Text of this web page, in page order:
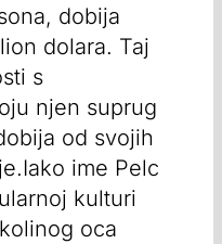
dobija
dolara. Taj
s
njen suprug
od svojih
ime Pelc
kulturi
oca